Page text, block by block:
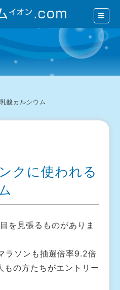
酸カルシウム
を見張るものがありま
ラソンも抽選倍率9.2倍
の方たちがエントリー